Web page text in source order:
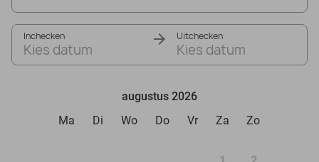
Inchecken
Kies datum
Uitchecken
Kies datum
augustus 2026
Ma
Di Wo Do Vr Za Zo